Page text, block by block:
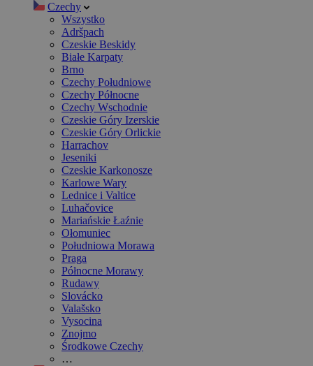
Czechy
Wszystko
Adršpach
Czeskie Beskidy
Białe Karpaty
Brno
Czechy Południowe
Czechy Północne
Czechy Wschodnie
Czeskie Góry Izerskie
Czeskie Góry Orlickie
Harrachov
Jeseniki
Czeskie Karkonosze
Karlowe Wary
Lednice i Valtice
Luhačovice
Mariańskie Łaźnie
Ołomuniec
Południowa Morawa
Praga
Północne Morawy
Rudawy
Slovácko
Valašsko
Vysocina
Znojmo
Środkowe Czechy
…